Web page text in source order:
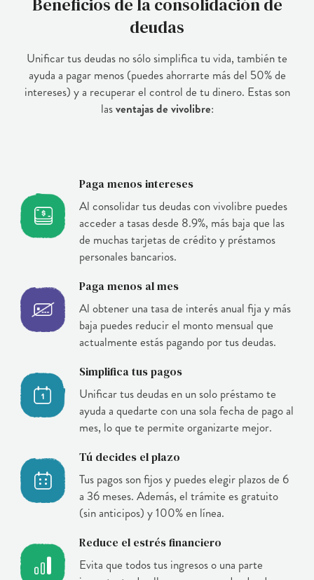
deudas
Unificar tus deudas no sólo simplifica tu vida, también te
ayuda a pagar menos (puedes ahorrarte más del 50% de
intereses) y a recuperar el control de tu dinero. Estas son
lasventajas de vivolibre:
Paga menos intereses
Al consolidar tus deudas con vivolibre puedes
acceder a tasas desde 8.9%, más baja que las
de muchas tarjetas de crédito y préstamos
personales bancarios.
Paga menos al mes
Al obtener una tasa de interés anual fija y más
baja puedes reducir el monto mensual que
actualmente estás pagando por tus deudas.
Simplifica tus pagos
Unificar tus deudas en un solo préstamo te
ayuda a quedarte con una sola fecha de pago al
mes, lo que te permite organizarte mejor.
Tú decides el plazo
Tus pagos son fijos y puedes elegir plazos de 6
a 36 meses. Además, el trámite es gratuito
(sin anticipos) y 100% en línea.
Reduce el estrés financiero
Evita que todos tus ingresos o una parte